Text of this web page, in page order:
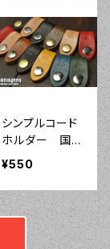
シンプルコード
ホルダー 国産
（栃木レザーと姫
革 イヤホンコ
ードクリップ プ
レゼントにかわ
いい革小物
¥550